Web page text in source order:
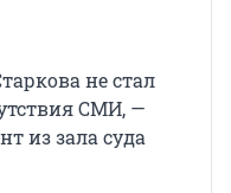
не стал
СМИ, —
из зала суда